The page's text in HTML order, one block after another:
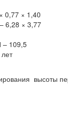
0,77 × 1,40
6,28 × 3,77
– 109,5
высоты